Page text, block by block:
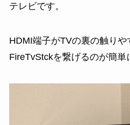
テレビです。
HDMI端子がTVの裏の触り
FireTvStckを繋げるのが簡単